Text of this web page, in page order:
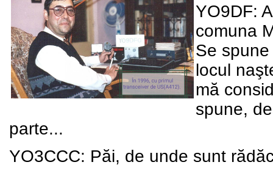
YO9DF:
comuna
Se
locul
mă
spune,
parte...
YO3CCC: Păi, de unde sunt